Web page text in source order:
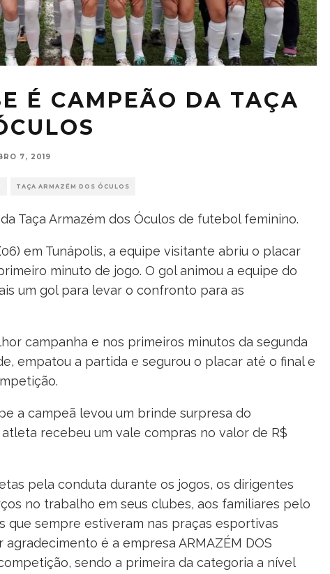
É CAMPEÃO DA TAÇA
7, 2019
TAÇA ARMAZÉM DOS ÓCULOS
Taça Armazém dos Óculos de futebol feminino.
em Tunápolis, a equipe visitante abriu o placar
minuto de jogo. O gol animou a equipe do
um gol para levar o confronto para as
campanha e nos primeiros minutos da segunda
empatou a partida e segurou o placar até o final e
a campeã levou um brinde surpresa do
recebeu um vale compras no valor de R$
pela conduta durante os jogos, os dirigentes
no trabalho em seus clubes, aos familiares pelo
que sempre estiveram nas praças esportivas
é a empresa ARMAZÉM DOS
sendo a primeira da categoria a nível